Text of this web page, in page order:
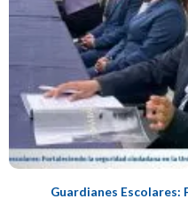
Guardianes